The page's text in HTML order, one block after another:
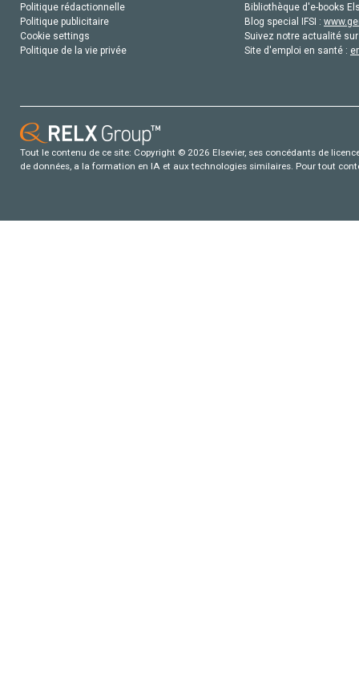
Politique rédactionnelle
Politique publicitaire
Cookie settings
Politique de la vie privée
Bibliothèque d'e-books
Blog special IFSI :
Suivez notre actualité
Site d'emploi en santé :
Tout le contenu de ce site: Copyright © 2026 Elsevier, ses concédants de
de données, a la formation en IA et aux technologies similaires. Pour tout